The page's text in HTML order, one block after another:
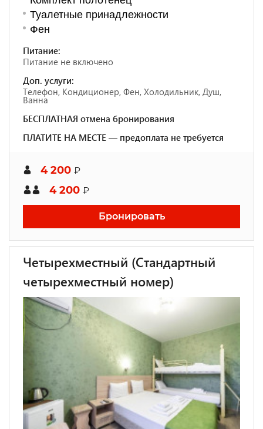
Туалетные принадлежности
Фен
Питание:
Питание не включено
Доп. услуги:
Телефон, Кондиционер, Фен, Холодильник, Душ,
Ванна
БЕСПЛАТНАЯ отмена бронирования
ПЛАТИТЕ НА МЕСТЕ — предоплата не требуется
4 200 ₽
4 200 ₽
Бронировать
Четырехместный (Стандартный
четырехместный номер)